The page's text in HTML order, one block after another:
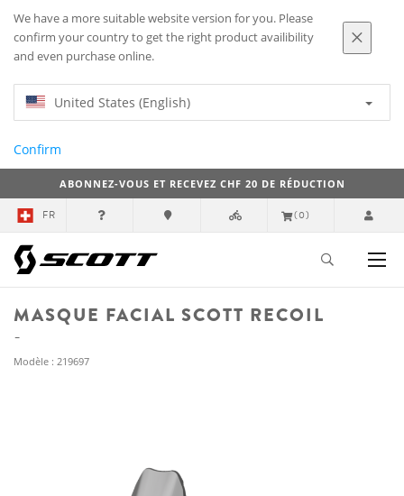
We have a more suitable website version for you. Please
confirm your country to get the right product availibility
and even purchase online.
United States (English)
Confirm
ABONNEZ-VOUS ET RECEVEZ CHF 20 DE RÉDUCTION
FR (0)
MASQUE FACIAL SCOTT RECOIL
Modèle : 219697